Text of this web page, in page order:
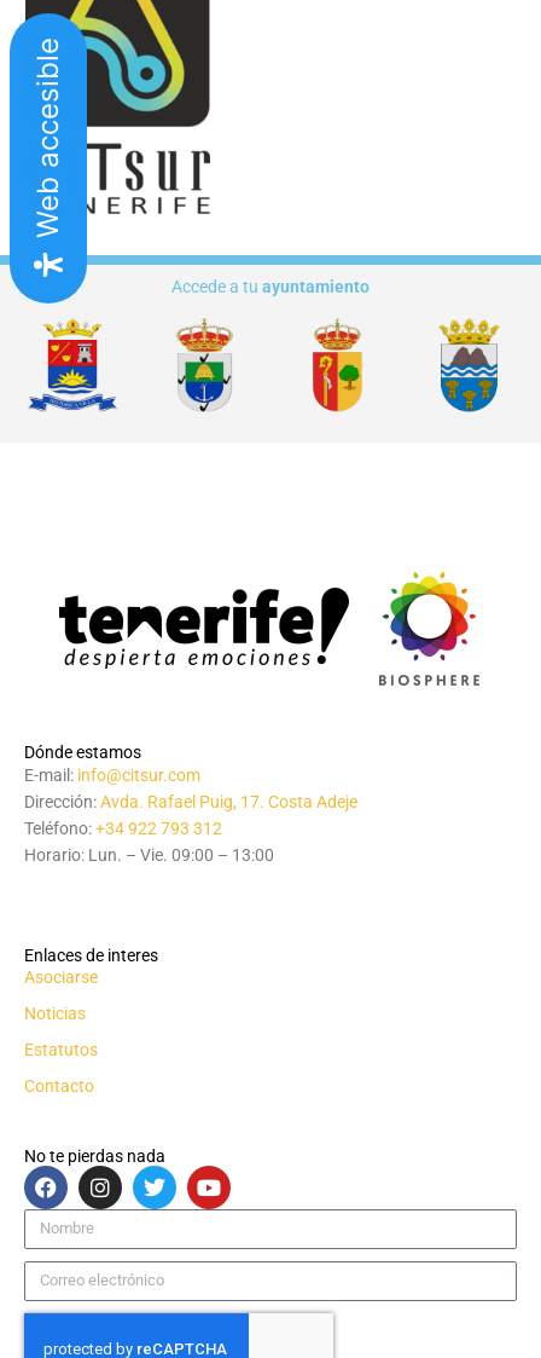
Accede a tu ayuntamiento
Dónde estamos
E-mail: info@citsur.com
Dirección:Avda. Rafael Puig, 17. Costa Adeje
Teléfono:+34 922 793 312
Horario: Lun. – Vie. 09:00 – 13:00
Enlaces de interes
Asociarse
Noticias
Estatutos
Contacto
No te pierdas nada
F
a
c
e
b
o
o
I
n
s
a
g
r
m
T
w
i
t
e
r
Y
o
u
u
e
Nombre
Correo
electrónico
Web accesible